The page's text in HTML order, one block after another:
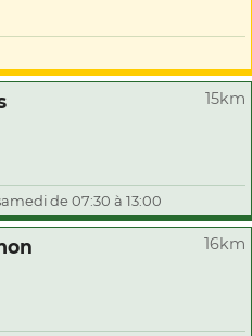
15km
de 07:30 à 13:00
16km